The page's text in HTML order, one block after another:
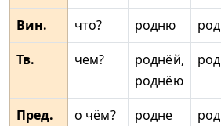
Вин.
что? родню
Тв.
чем?
роднёй,
роднёю
Пред. о чём? родне